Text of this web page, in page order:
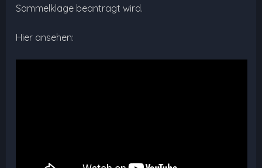
Sammelklage beantragt wird.
Hier ansehen: